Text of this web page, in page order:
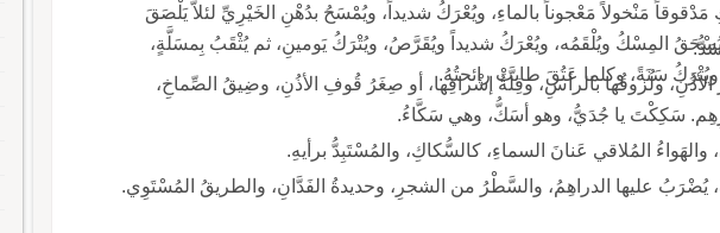
مَنْخولاً مَعْجوناً بالماءِ، ويُعْرَكُ شديداً، ويُمْسَحُ بدُهْنِ الخَيْرِيِّ لئلاَّ يَلْصَقَ
بالإِناءِ، ويُتْرَكُ ليلةً، ثم يُسْحَقُ المِسْكُ ويُلْقَمُه، ويُعْرَكُ شديداً ويُقَرَّصُ، ويُتْرَكُ يَومينِ، ثم يُثْقَبُ بِمسَلَّةٍ،
سَنَةً، وكلما عَتُقَ طابتْ رائحتُهُ.
ولُزوقُها بالرأسِ، وقِلَّةُ إشْرافِها، أو صِغَرُ قُوفِ الأذُنِ، وضِيقُ الصِّماخِ،
سَكَّاءُ.
والهَواءُ المُلاقي عَنانَ السماءِ، كالسُّكاكِ، والمُسْتَبِدُّ برأيهِ.
عليها الدراهِمُ، والسَّطْرُ من الشجرِ، وحديدةُ الفَدَّانِ، والطريقُ المُسْتَوِي.